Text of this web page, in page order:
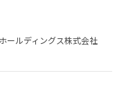
ールディングス株式会社